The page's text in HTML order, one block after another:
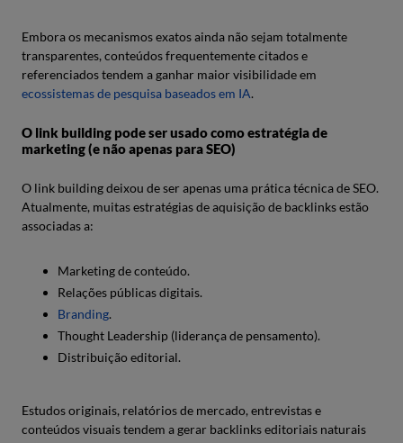
Embora os mecanismos exatos ainda não sejam totalmente
transparentes, conteúdos frequentemente citados e
referenciados tendem a ganhar maior visibilidade em
ecossistemas de pesquisa baseados em IA.
O link building pode ser usado como estratégia de
marketing (e não apenas para SEO)
O link building deixou de ser apenas uma prática técnica de SEO.
Atualmente, muitas estratégias de aquisição de backlinks estão
associadas a:
Marketing de conteúdo.
Relações públicas digitais.
Branding.
Thought Leadership (liderança de pensamento).
Distribuição editorial.
Estudos originais, relatórios de mercado, entrevistas e
conteúdos visuais tendem a gerar backlinks editoriais naturais